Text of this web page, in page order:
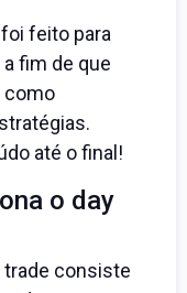
feito para
fim de que
como
até o final!
o day
trade consiste